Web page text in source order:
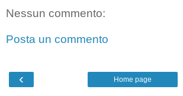
Nessun commento:
Posta un commento
‹ Home page